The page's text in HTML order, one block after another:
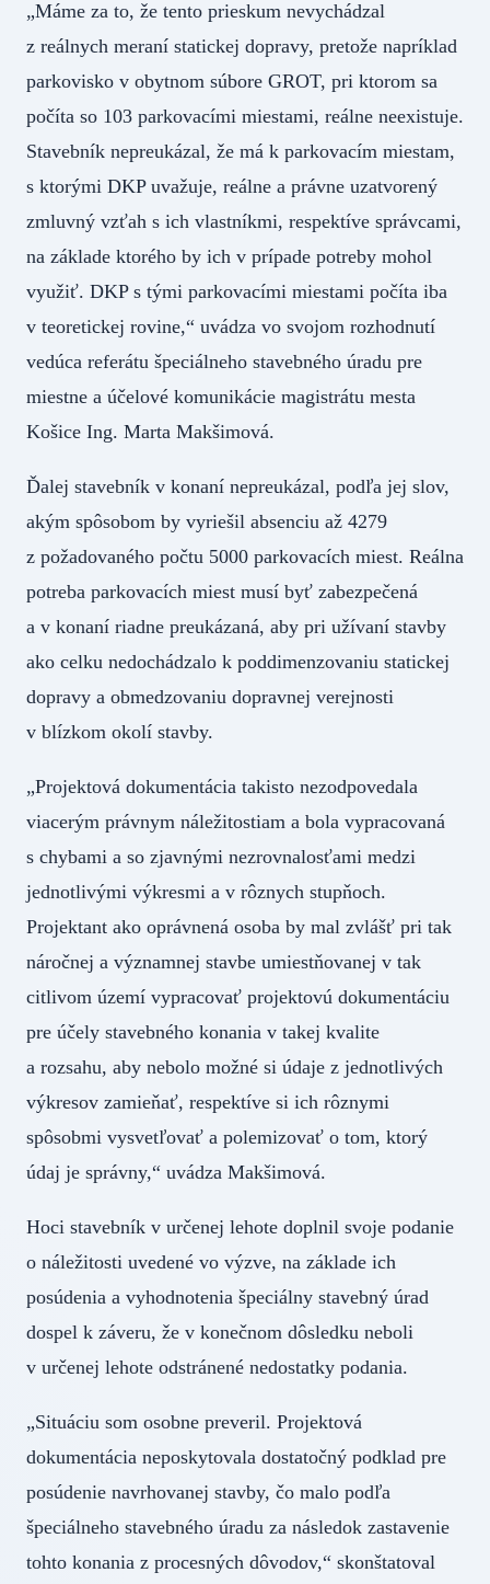
„Máme za to, že tento prieskum nevychádzal
z reálnych meraní statickej dopravy, pretože napríklad
parkovisko v obytnom súbore GROT, pri ktorom sa
počíta so 103 parkovacími miestami, reálne neexistuje.
Stavebník nepreukázal, že má k parkovacím miestam,
s ktorými DKP uvažuje, reálne a právne uzatvorený
zmluvný vzťah s ich vlastníkmi, respektíve správcami,
na základe ktorého by ich v prípade potreby mohol
využiť. DKP s tými parkovacími miestami počíta iba
v teoretickej rovine,“ uvádza vo svojom rozhodnutí
vedúca referátu špeciálneho stavebného úradu pre
miestne a účelové komunikácie magistrátu mesta
Košice Ing. Marta Makšimová.
Ďalej stavebník v konaní nepreukázal, podľa jej slov,
akým spôsobom by vyriešil absenciu až 4279
z požadovaného počtu 5000 parkovacích miest. Reálna
potreba parkovacích miest musí byť zabezpečená
a v konaní riadne preukázaná, aby pri užívaní stavby
ako celku nedochádzalo k poddimenzovaniu statickej
dopravy a obmedzovaniu dopravnej verejnosti
v blízkom okolí stavby.
„Projektová dokumentácia takisto nezodpovedala
viacerým právnym náležitostiam a bola vypracovaná
s chybami a so zjavnými nezrovnalosťami medzi
jednotlivými výkresmi a v rôznych stupňoch.
Projektant ako oprávnená osoba by mal zvlášť pri tak
náročnej a významnej stavbe umiestňovanej v tak
citlivom území vypracovať projektovú dokumentáciu
pre účely stavebného konania v takej kvalite
a rozsahu, aby nebolo možné si údaje z jednotlivých
výkresov zamieňať, respektíve si ich rôznymi
spôsobmi vysvetľovať a polemizovať o tom, ktorý
údaj je správny,“ uvádza Makšimová.
Hoci stavebník v určenej lehote doplnil svoje podanie
o náležitosti uvedené vo výzve, na základe ich
posúdenia a vyhodnotenia špeciálny stavebný úrad
dospel k záveru, že v konečnom dôsledku neboli
v určenej lehote odstránené nedostatky podania.
„Situáciu som osobne preveril. Projektová
dokumentácia neposkytovala dostatočný podklad pre
posúdenie navrhovanej stavby, čo malo podľa
špeciálneho stavebného úradu za následok zastavenie
tohto konania z procesných dôvodov,“ skonštatoval